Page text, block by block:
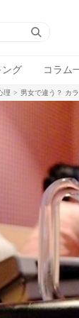
ング コラム
理 男女で違う？ カ